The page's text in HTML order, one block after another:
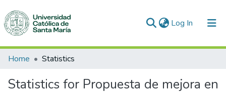
Log In (current)
Communities & Collections
All of DSpace
Home Statistics
Statistics for Propuesta de mejora en